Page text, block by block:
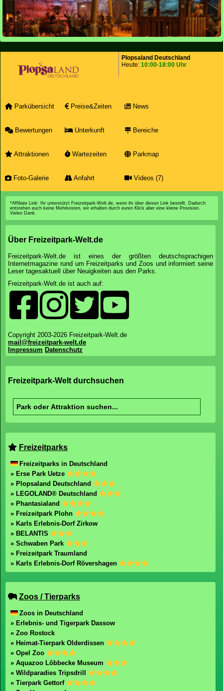
Plopsaland Deutschland
Heute: 10:00-18:00 Uhr
Parkübersicht Preise&Zeiten News
Bewertungen Unterkunft Bereiche
Attraktionen Wartezeiten Parkmap
Foto-Galerie Anfahrt Videos (7)
*Affiliate Link: Ihr unterstützt Freizeitpark-Welt.de, wenn ihr über diesen Link bestellt. Dadurch
entstehen euch keine Mehrkosten, wir erhalten durch euren Klick aber eine kleine Provision.
Vielen Dank.
Über Freizeitpark-Welt.de
Freizeitpark-Welt.de ist eines der größten deutschsprachigen
Internetmagazine rund um Freizeitparks und Zoos und informiert seine
Leser tagesaktuell über Neuigkeiten aus den Parks.
Freizeitpark-Welt.de ist auch auf:
Copyright 2003-2026 Freizeitpark-Welt.de
mail@freizeitpark-welt.de
Impressum Datenschutz
Freizeitpark-Welt durchsuchen
Freizeitparks
Freizeitparks in Deutschland
» Erse Park Uetze
» Plopsaland Deutschland
» LEGOLAND® Deutschland
» Phantasialand
» Freizeitpark Plohn
» Karls Erlebnis-Dorf Zirkow
» BELANTIS
» Schwaben Park
» Freizeitpark Traumland
» Karls Erlebnis-Dorf Rövershagen
Zoos / Tierparks
Zoos in Deutschland
» Erlebnis- und Tigerpark Dassow
» Zoo Rostock
» Heimat-Tierpark Olderdissen
» Opel Zoo
» Aquazoo Löbbecke Museum
» Wildparadies Tripsdrill
» Tierpark Gettorf